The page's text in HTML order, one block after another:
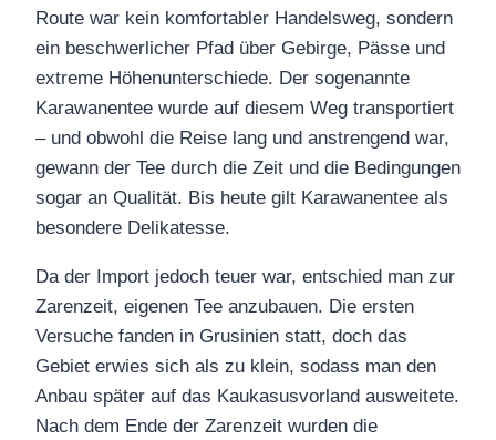
Route war kein komfortabler Handelsweg, sondern
ein beschwerlicher Pfad über Gebirge, Pässe und
extreme Höhenunterschiede. Der sogenannte
Karawanentee wurde auf diesem Weg transportiert
– und obwohl die Reise lang und anstrengend war,
gewann der Tee durch die Zeit und die Bedingungen
sogar an Qualität. Bis heute gilt Karawanentee als
besondere Delikatesse.
Da der Import jedoch teuer war, entschied man zur
Zarenzeit, eigenen Tee anzubauen. Die ersten
Versuche fanden in Grusinien statt, doch das
Gebiet erwies sich als zu klein, sodass man den
Anbau später auf das Kaukasusvorland ausweitete.
Nach dem Ende der Zarenzeit wurden die